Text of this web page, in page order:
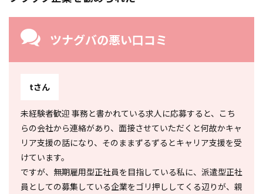
ツナグバの悪い口コミ
tさん
未経験者歓迎 事務と書かれている求人に応募すると、こち
らの会社から連絡があり、面接させていただくと何故かキャ
リア支援の話になり、そのままずるずるとキャリア支援を受
けています。
ですが、無期雇用型正社員を目指している私に、派遣型正社
員としての募集している企業をゴリ押ししてくる辺りが、親